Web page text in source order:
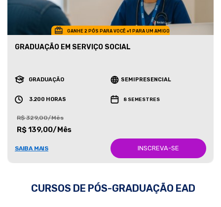
GANHE 2 PÓS PARA VOCÊ +1 PARA UM AMIGO
GRADUAÇÃO EM SERVIÇO SOCIAL
GRADUAÇÃO SEMIPRESENCIAL
3.200 HORAS 8 SEMESTRES
R$ 329,00/Mês
R$ 139,00/Mês
SAIBA MAIS INSCREVA-SE
CURSOS DE PÓS-GRADUAÇÃO EAD